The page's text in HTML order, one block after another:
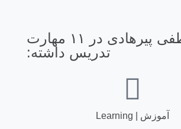
مصطفی پیرهادی در ۱۱ مهارت
تدریس داشته:
آموزش | Learning